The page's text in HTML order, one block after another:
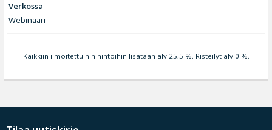
Verkossa
Webinaari
Kaikkiin ilmoitettuihin hintoihin lisätään alv 25,5 %. Risteilyt alv 0 %.